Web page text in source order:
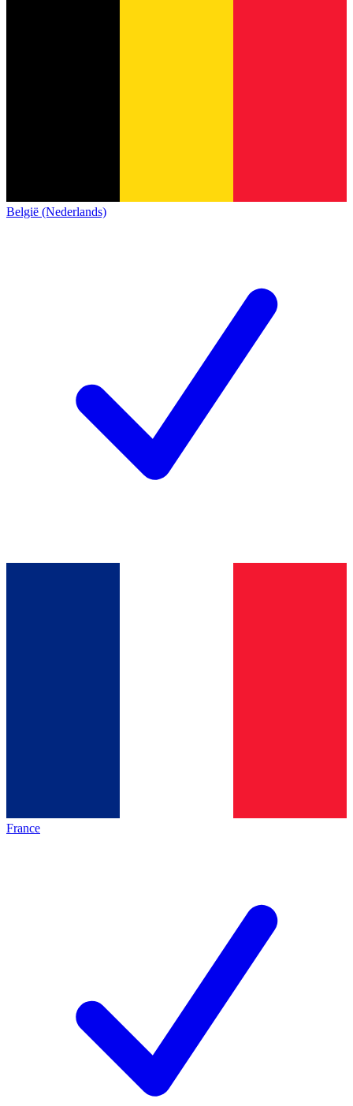
België (Nederlands)
France